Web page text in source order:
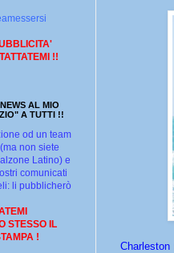
!!
AL MIO
A TUTTI !!
od un team
non siete
Latino) e
comunicati
li pubblicherò
STESSO IL
!